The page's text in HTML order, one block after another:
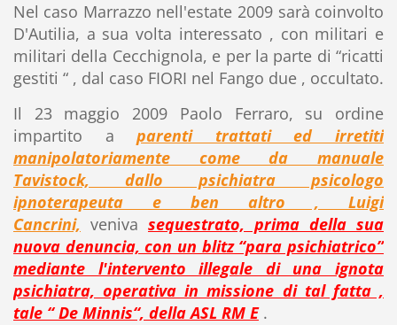
Nel caso Marrazzo nell'estate 2009 sarà coinvolto
D'Autilia, a sua volta interessato , con militari e
militari della Cecchignola, e per la parte di “ricatti
gestiti “ , dal caso FIORI nel Fango due , occultato.
Il 23 maggio 2009 Paolo Ferraro, su ordine
impartito aparenti trattati ed irretiti
manipolatoriamente come da manuale
Tavistock, dallo psichiatra psicologo
ipnoterapeuta e ben altro , Luigi
Cancrini, veniva sequestrato, prima della sua
nuova denuncia, con un blitz “para psichiatrico”
mediante l'intervento illegale di una ignota
psichiatra, operativa in missione di tal fatta ,
tale “ De Minnis“, della ASL RM E.